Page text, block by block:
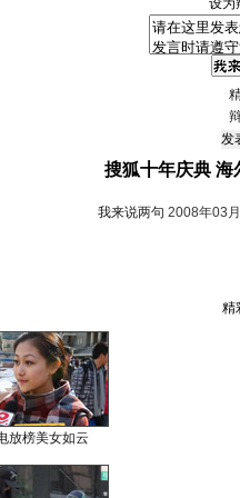
设为
搜狐十年庆典 海
我来说两句 2008年03
精
放榜美女如云